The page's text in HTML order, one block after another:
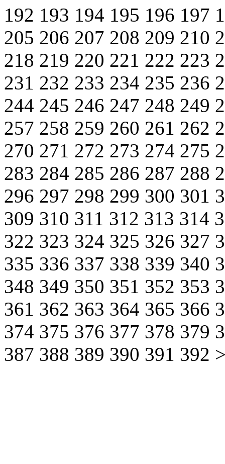
192 193 194 195 196 197
205 206 207 208 209 210
218 219 220 221 222 223
231 232 233 234 235 236
244 245 246 247 248 249
257 258 259 260 261 262
270 271 272 273 274 275
283 284 285 286 287 288
296 297 298 299 300 301
309 310 311 312 313 314
322 323 324 325 326 327
335 336 337 338 339 340
348 349 350 351 352 353
361 362 363 364 365 366
374 375 376 377 378 379
387 388 389 390 391 392